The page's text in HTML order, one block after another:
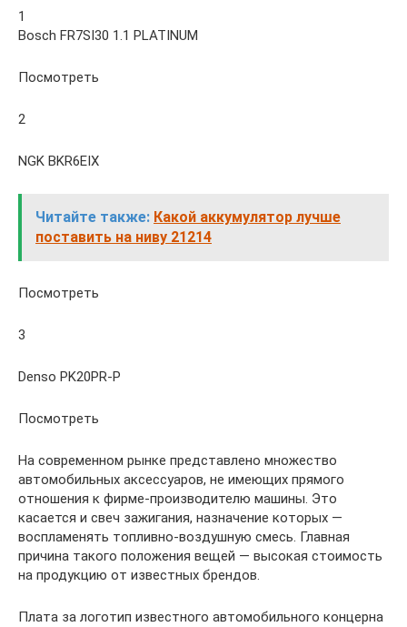
1
Bosch FR7SI30 1.1 PLATINUM
Посмотреть
2
NGK BKR6EIX
Читайте также: Какой аккумулятор лучше
поставить на ниву 21214
Посмотреть
3
Denso PK20PR-P
Посмотреть
На современном рынке представлено множество
автомобильных аксессуаров, не имеющих прямого
отношения к фирме-производителю машины. Это
касается и свеч зажигания, назначение которых —
воспламенять топливно-воздушную смесь. Главная
причина такого положения вещей — высокая стоимость
на продукцию от известных брендов.
Плата за логотип известного автомобильного концерна